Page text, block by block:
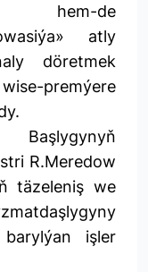
hem-de
atly
döretmek
premýere
Başlygynyň
R.Meredow
täzeleniş we
işler